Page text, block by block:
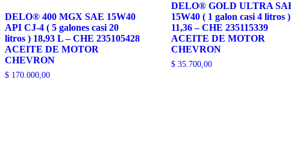
DELO® 400 MGX SAE 15W40
API CJ-4 ( 5 galones casi 20
litros ) 18,93 L – CHE 235105428
ACEITE DE MOTOR
CHEVRON
$ 170.000,00
DELO® GOLD ULTRA
15W40 ( 1 galon casi 4 litros )
11,36 – CHE 235115339
ACEITE DE MOTOR
CHEVRON
$35.700,00